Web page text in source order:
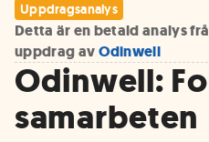
Uppdragsanalys
Detta är en betald analys
uppdrag avOdinwell
Odinwell:
samarbeten